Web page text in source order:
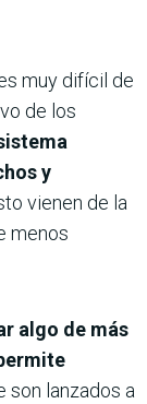
muy difícil de
de los
y
vienen de la
menos
algo de más
son lanzados a